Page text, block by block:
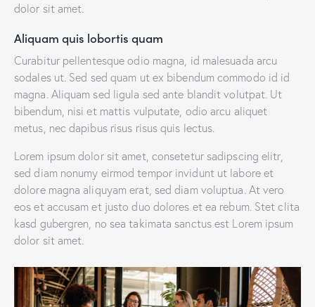
dolor sit amet.
Aliquam quis lobortis quam
Curabitur pellentesque odio magna, id malesuada arcu
sodales ut. Sed sed quam ut ex bibendum commodo id id
magna. Aliquam sed ligula sed ante blandit volutpat. Ut
bibendum, nisi et mattis vulputate, odio arcu aliquet
metus, nec dapibus risus risus quis lectus.
Lorem ipsum dolor sit amet, consetetur sadipscing elitr,
sed diam nonumy eirmod tempor invidunt ut labore et
dolore magna aliquyam erat, sed diam voluptua. At vero
eos et accusam et justo duo dolores et ea rebum. Stet clita
kasd gubergren, no sea takimata sanctus est Lorem ipsum
dolor sit amet.